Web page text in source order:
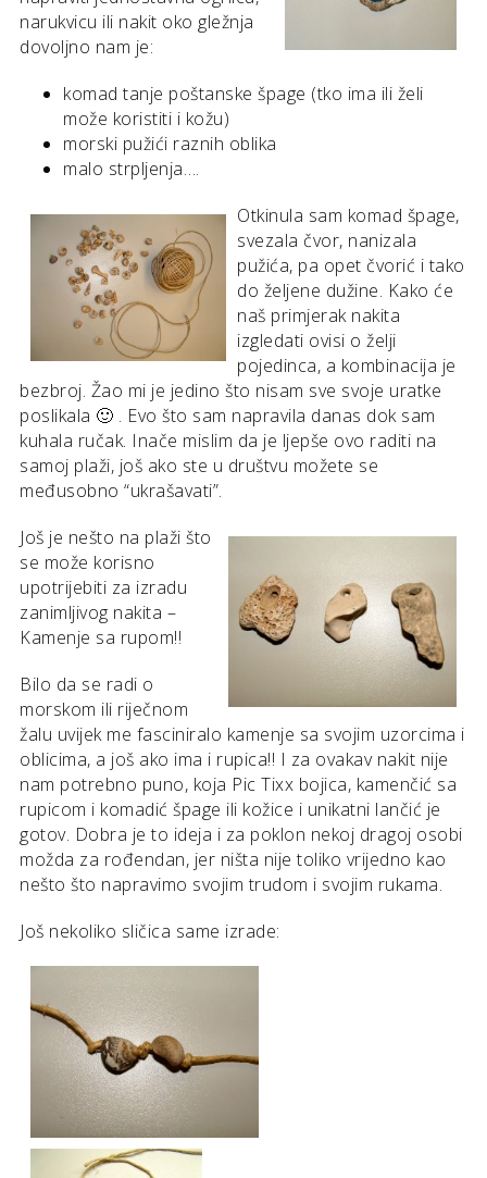
narukvicu ili nakit oko gležnja
dovoljno nam je:
komad tanje poštanske špage (tko ima ili želi
može koristiti i kožu)
morski pužići raznih oblika
malo strpljenja….
Otkinula sam komad špage,
svezala čvor, nanizala
pužića, pa opet čvorić i tako
do željene dužine. Kako će
naš primjerak nakita
izgledati ovisi o želji
pojedinca, a kombinacija je
bezbroj. Žao mi je jedino što nisam sve svoje uratke
poslikala 🙂 . Evo što sam napravila danas dok sam
kuhala ručak. Inače mislim da je ljepše ovo raditi na
samoj plaži, još ako ste u društvu možete se
međusobno “ukrašavati”.
Još je nešto na plaži što
se može korisno
upotrijebiti za izradu
zanimljivog nakita –
Kamenje sa rupom!!
Bilo da se radi o
morskom ili riječnom
žalu uvijek me fasciniralo kamenje sa svojim uzorcima i
oblicima, a još ako ima i rupica!! I za ovakav nakit nije
nam potrebno puno, koja Pic Tixx bojica, kamenčić sa
rupicom i komadić špage ili kožice i unikatni lančić je
gotov. Dobra je to ideja i za poklon nekoj dragoj osobi
možda za rođendan, jer ništa nije toliko vrijedno kao
nešto što napravimo svojim trudom i svojim rukama.
Još nekoliko sličica same izrade: